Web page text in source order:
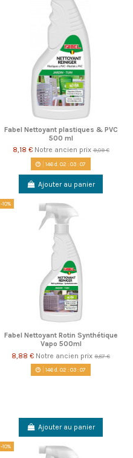
Fabel Nettoyant plastiques & PVC
500 ml
8,18 € Notre ancien prix9,09 €
146d. 02 :03:06
Ajouter au panier
-10%
Fabel Nettoyant Rotin Synthétique
Vapo 500ml
8,88 € Notre ancien prix 9,87 €
146d. 02 :03:06
Ajouter au panier
-10%